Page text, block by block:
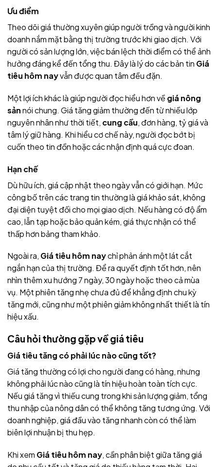
Ưu điểm
Theo dõi giá thường xuyên giúp người trồng và người kinh
doanh nắm mặt bằng thị trường trước khi giao dịch. Với
người có sản lượng lớn, việc bán lệch thời điểm có thể ảnh
hưởng đáng kể đến tổng thu. Đây là lý do các bản tin Giá
tiêu hôm nayvẫn được quan tâm đều đặn.
Một lợi ích khác là giúp người đọc hiểu hơn về giá nông
sảnnói chung. Giá tăng giảm thường đến từ nhiều lớp
nguyên nhân như thời tiết, cung cầu, đơn hàng, tỷ giá và
tâm lý giữ hàng. Khi hiểu cơ chế này, người đọc bớt bị
cuốn theo tin đồn hoặc các nhận định quá cực đoan.
Hạn chế
Dù hữu ích, giá cập nhật theo ngày vẫn có giới hạn. Mức
công bố trên các trang tin thường là giá khảo sát, không
đại diện tuyệt đối cho mọi giao dịch. Nếu hàng có độ ẩm
cao, lẫn tạp hoặc bảo quản kém, giá thực nhận có thể
thấp hơn bảng tham khảo.
Ngoài ra, Giá tiêu hôm naychỉ phản ánh một lát cắt
ngắn hạn của thị trường. Để ra quyết định tốt hơn, nên
nhìn thêm xu hướng 7 ngày, 30 ngày hoặc theo cả mùa
vụ. Một phiên tăng nhẹ chưa đủ để khẳng định chu kỳ
tăng mới, cũng như một phiên giảm không nhất thiết là tín
hiệu xấu.
Câu hỏi thường gặp về giá tiêu
Giá tiêu tăng có phải lúc nào cũng tốt?
Giá tăng thường có lợi cho người đang có hàng, nhưng
không phải lúc nào cũng là tín hiệu hoàn toàn tích cực.
Nếu giá tăng vì thiếu cung trong khi sản lượng giảm, tổng
thu nhập của nông dân có thể không tăng tương ứng. Với
doanh nghiệp, giá đầu vào tăng nhanh còn có thể làm
biên lợi nhuận bị thu hẹp.
Khi xem Giá tiêu hôm nay, cần phân biệt giữa tăng giá